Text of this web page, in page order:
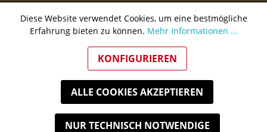
Diese Website verwendet Cookies, um eine bestmögliche
Erfahrung bieten zu können. Mehr Informationen ...
NUR TECHNISCH NOTWENDIGE
KONFIGURIEREN
ALLE COOKIES AKZEPTIEREN